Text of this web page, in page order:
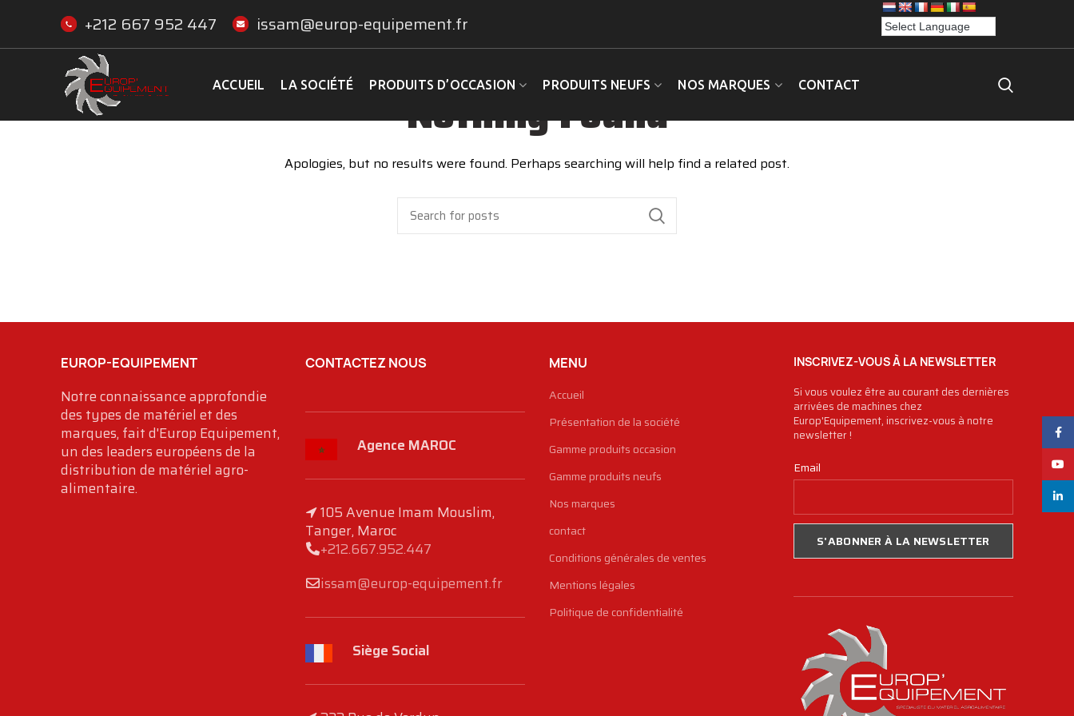
+212 667 952 447 issam@europ-equipement.fr
ACCUEIL LA SOCIÉTÉ PRODUITS D’OCCASION PRODUITS NEUFS NOS MARQUES CONTACT
Nothing Found
Apologies, but no results were found. Perhaps searching will help find a related post.
EUROP-EQUIPEMENT
Notre connaissance approfondie
des types de matériel et des
marques, fait d'Europ Equipement,
un des leaders européens de la
distribution de matériel agro-
alimentaire.
CONTACTEZ NOUS
Agence MAROC
105 Avenue Imam Mouslim,
Tanger, Maroc
+212.667.952.447
issam@europ-equipement.fr
Siège Social
MENU
Accueil
Présentation de la société
Gamme produits occasion
Gamme produits neufs
Nos marques
contact
Conditions générales de ventes
Mentions légales
Politique de confidentialité
INSCRIVEZ-VOUS À LA NEWSLETTER
Si vous voulez être au courant des dernières
arrivées de machines chez
Europ'Equipement, inscrivez-vous à notre
newsletter !
Email